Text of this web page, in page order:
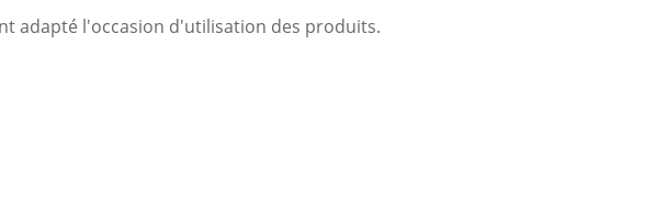
adapté l'occasion d'utilisation des produits.